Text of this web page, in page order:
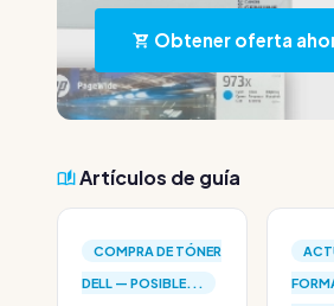
Obtener oferta
Artículos de guía
COMPRA DE TÓNER
DELL — POSIBLE...